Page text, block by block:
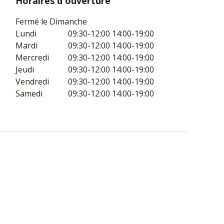
Fermé le Dimanche
Lundi
09:30-12:00 14:00-19:00
Mardi
09:30-12:00 14:00-19:00
Mercredi
09:30-12:00 14:00-19:00
Jeudi
09:30-12:00 14:00-19:00
Vendredi
09:30-12:00 14:00-19:00
Samedi
09:30-12:00 14:00-19:00